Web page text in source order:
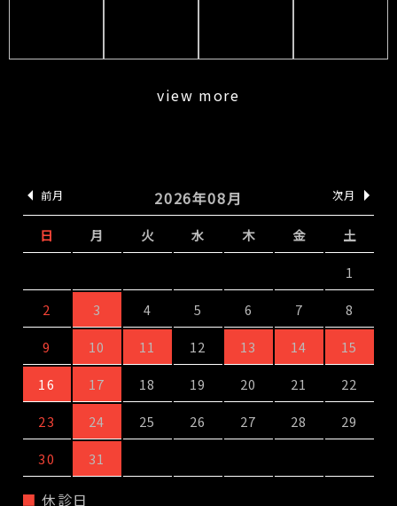
view more
2026年08月
前月 次月
日 月 火 水 木 金
土
1
2
3 4 5 6 7
8
9
10 11 12 13 14
15
16
17 18 19 20 21
22
23
24 25 26 27 28
29
30
31
休診日